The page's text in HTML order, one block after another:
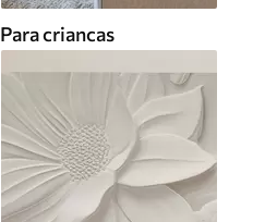
Para criancas